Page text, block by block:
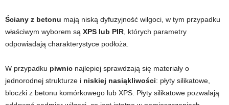
Ściany z betonu mają niską dyfuzyjność wilgoci, w tym przypadku
właściwym wyborem są XPS lub PIR, których parametry
odpowiadają charakterystyce podłoża.
W przypadku piwnic najlepiej sprawdzają się materiały o
jednorodnej strukturze i niskiej nasiąkliwości: płyty silikatowe,
bloczki z betonu komórkowego lub XPS. Płyty silikatowe pozwalają